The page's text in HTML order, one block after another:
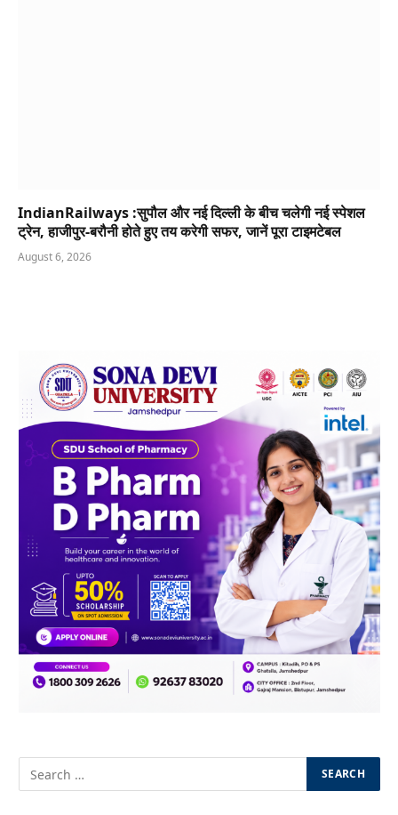
IndianRailways :सुपौल और नई दिल्ली के बीच चलेगी नई स्पेशल
ट्रेन, हाजीपुर-बरौनी होते हुए तय करेगी सफर, जानें पूरा टाइमटेबल
August 6, 2026